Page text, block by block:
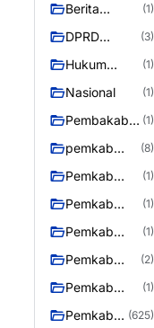
Berita
Raya
(1)
DPRD
RAYA
(3)
Hukum
(1)
Nasional (1)
Pembakab
Raya
(1)
pemkab
(8)
Pemkab
10/2/2025
(1)
Pemkab
12/2/2025
(1)
Pemkab
14/2/2025
(1)
Pemkab
27/2/2025
(2)
Pemkab
Muring Raya
(1)
Pemkab
(625)